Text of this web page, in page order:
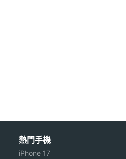
畫質影片、透過無線網路傳
高速無線影像傳輸分
熱門手機
iPhone 17